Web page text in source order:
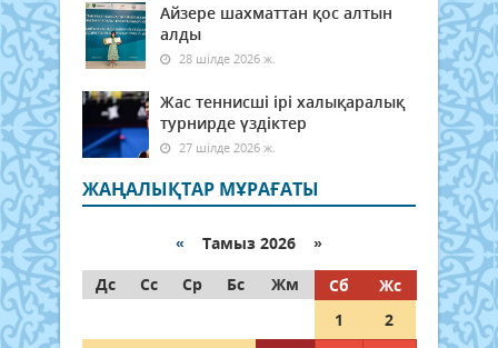
Айзере шахматтан қос алтын
алды
28 шілде 2026 ж.
Жас теннисші ірі халықаралық
турнирде үздіктер
27 шілде 2026 ж.
ЖАҢАЛЫҚТАР МҰРАҒАТЫ
« Тамыз 2026 »
Дс
Сс Ср Бс Жм Сб
Жс
1
2